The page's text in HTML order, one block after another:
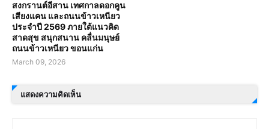
สงกรานต์อีสาน เทศกาลดอกคูน
เสียงแคน และถนนข้าวเหนียว
ประจำปี 2569 ภายใต้แนวคิด
สาดสุข สนุกสนาน คลื่นมนุษย์
ถนนข้าวเหนียว ขอนแก่น
March 09, 2026
แสดงความคิดเห็น